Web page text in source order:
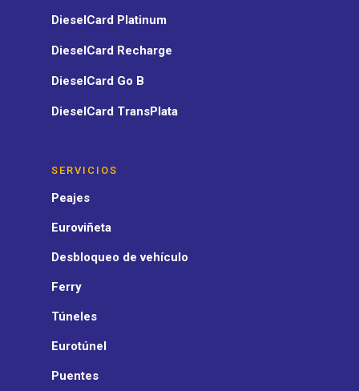
DieselCard Platinum
DieselCard Recharge
DieselCard Go B
DieselCard TransPlata
SERVICIOS
Peajes
Euroviñeta
Desbloqueo de vehículo
Ferry
Túneles
Eurotúnel
Puentes